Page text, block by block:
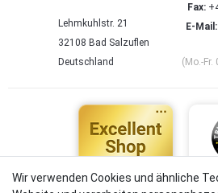
Lehmkuhlstr. 21
32108 Bad Salzuflen
Deutschland
Fax:
E-Mail:
(Mo.-
Wir verwenden Cookies und ähnliche